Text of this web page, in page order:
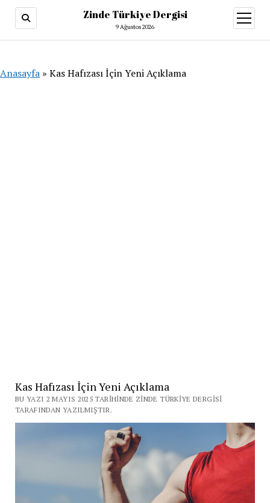
Zinde Türkiye Dergisi
9 Ağustos 2026
aç
Anasayfa » Kas Hafızası İçin Yeni Açıklama
Kas Hafızası İçin Yeni Açıklama
BU YAZI 2 MAYIS 2025 TARIHINDE ZINDE TÜRKIYE DERGISI
TARAFINDAN YAZILMIŞTIR.